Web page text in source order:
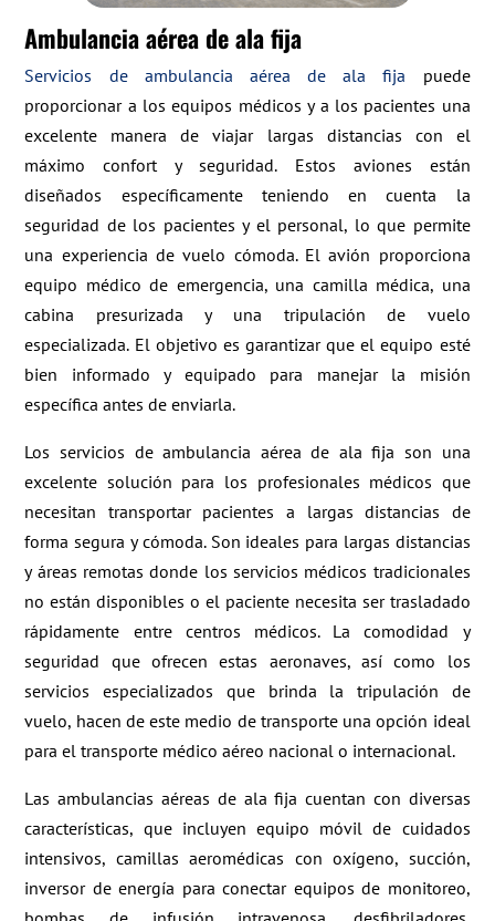
Ambulancia aérea de ala fija
Servicios de ambulancia aérea de ala fija puede
proporcionar a los equipos médicos y a los pacientes una
excelente manera de viajar largas distancias con el
máximo confort y seguridad. Estos aviones están
diseñados específicamente teniendo en cuenta la
seguridad de los pacientes y el personal, lo que permite
una experiencia de vuelo cómoda. El avión proporciona
equipo médico de emergencia, una camilla médica, una
cabina presurizada y una tripulación de vuelo
especializada. El objetivo es garantizar que el equipo esté
bien informado y equipado para manejar la misión
específica antes de enviarla.
Los servicios de ambulancia aérea de ala fija son una
excelente solución para los profesionales médicos que
necesitan transportar pacientes a largas distancias de
forma segura y cómoda. Son ideales para largas distancias
y áreas remotas donde los servicios médicos tradicionales
no están disponibles o el paciente necesita ser trasladado
rápidamente entre centros médicos. La comodidad y
seguridad que ofrecen estas aeronaves, así como los
servicios especializados que brinda la tripulación de
vuelo, hacen de este medio de transporte una opción ideal
para el transporte médico aéreo nacional o internacional.
Las ambulancias aéreas de ala fija cuentan con diversas
características, que incluyen equipo móvil de cuidados
intensivos, camillas aeromédicas con oxígeno, succión,
inversor de energía para conectar equipos de monitoreo,